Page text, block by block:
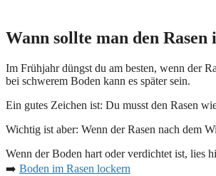
Wann sollte man den
Im Frühjahr düngst du am besten, wenn der
bei schwerem Boden kann es später sein.
Ein gutes Zeichen ist: Du musst den Rasen
Wichtig ist aber: Wenn der Rasen nach dem
Wenn der Boden hart oder verdichtet ist, lies
➡️ Boden im Rasen lockern